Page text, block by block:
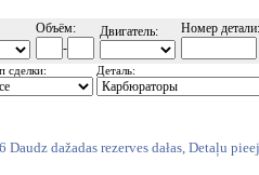
Объём:
-
Двигатель: Номер детали:
сделки: Деталь:
Daudz dažadas rezerves dałas, Detaļu